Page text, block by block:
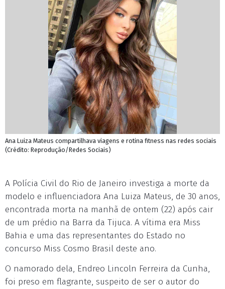
Ana Luiza Mateus compartilhava viagens e rotina fitness nas redes sociais
(Crédito: Reprodução/Redes Sociais)
A Polícia Civil do Rio de Janeiro investiga a morte da
modelo e influenciadora Ana Luiza Mateus, de 30 anos,
encontrada morta na manhã de ontem (22) após cair
de um prédio na Barra da Tijuca. A vítima era Miss
Bahia e uma das representantes do Estado no
concurso Miss Cosmo Brasil deste ano.
O namorado dela, Endreo Lincoln Ferreira da Cunha,
foi preso em flagrante, suspeito de ser o autor do